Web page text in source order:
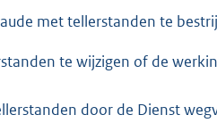
met tellerstanden te
te wijzigen of de
door de Dienst